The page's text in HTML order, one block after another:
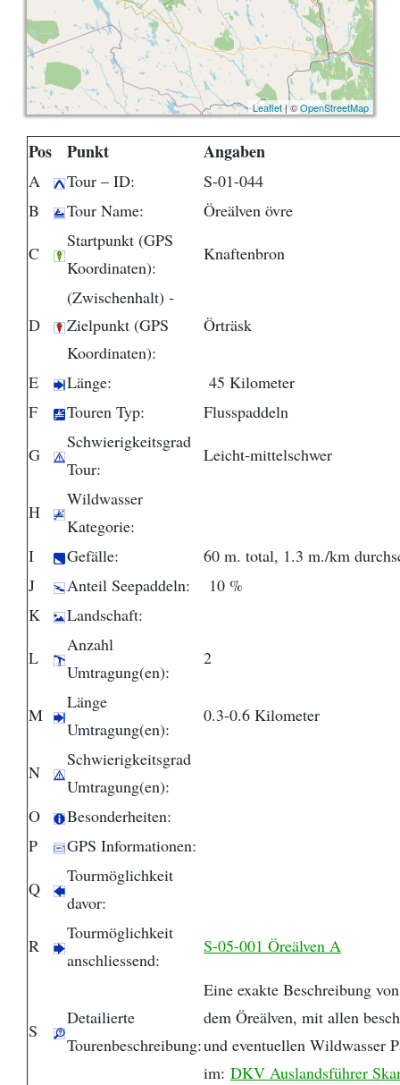
Leaflet| ©OpenStreetMap
Pos Punkt Angaben
A Tour – ID:
S-01-044
B
Tour Name:
Öreälven övre
C
Startpunkt (GPS
Koordinaten):
Knaftenbron
D
(Zwischenhalt) -
Zielpunkt (GPS
Koordinaten):
Örträsk
E Länge:
45 Kilometer
F
Touren Typ:
Flusspaddeln
G
Schwierigkeitsgrad
Tour:
Leicht-mittelschwer
H
Wildwasser
Kategorie:
I
Gefälle:
60 m. total, 1.3 m./km
J
Anteil Seepaddeln:
10 %
K
Landschaft:
L
Anzahl
Umtragung(en):
2
M
Länge
Umtragung(en):
0.3-0.6 Kilometer
N
Schwierigkeitsgrad
Umtragung(en):
O
Besonderheiten:
P
GPS Informationen:
Q
Tourmöglichkeit
davor:
R
Tourmöglichkeit
anschliessend:
S-05-001 Öreälven A
S
Detailierte
Tourenbeschreibung:
Eine exakte Beschreibung
dem Öreälven, mit allen
und eventuellen Wildwasser
im: DKV Auslandsführer